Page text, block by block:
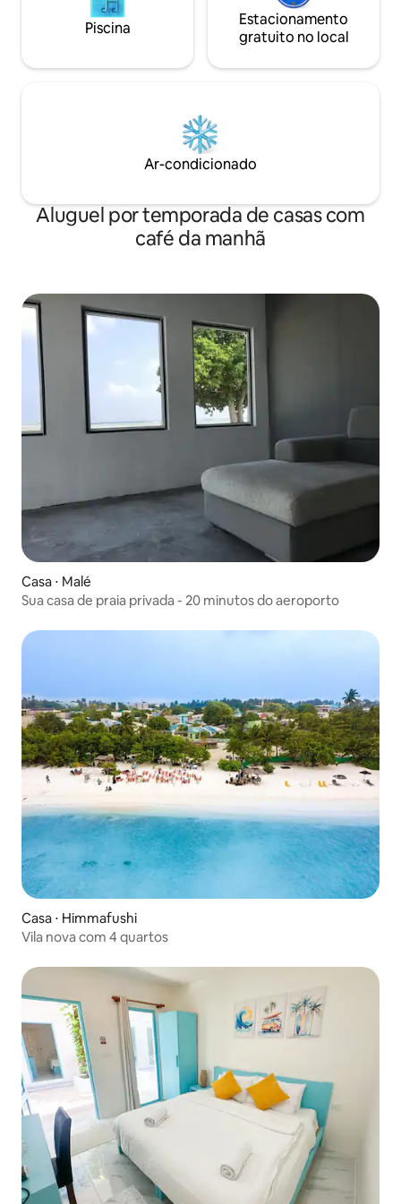
Piscina
Estacionamento
gratuito no local
Ar-condicionado
Aluguel por temporada de casas com
café da manhã
Casa ⋅ Malé
Sua casa de praia privada - 20 minutos do aeroporto
Casa ⋅ Himmafushi
Vila nova com 4 quartos